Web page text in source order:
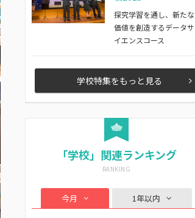
探究学習を通し、新たな
価値を創造するデータサ
イエンスコース
学校特集をもっと見る
「学校」関連ランキング
今月 1年以内